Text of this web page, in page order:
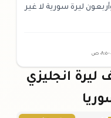
ليرة سورية لا غير
٠٨:٠٥ ص
انجليزي